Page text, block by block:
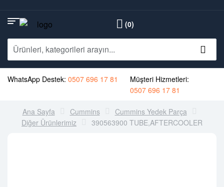
(0)
WhatsApp Destek: 0507 696 17 81
Müşteri Hizmetleri:
0507 696 17 81
Ana Sayfa Cummins
Cummins Yedek Parça
Diğer Ürünlerimiz
390563900 TUBE,AFTERCOOLER